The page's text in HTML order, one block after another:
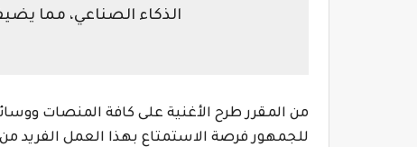
الذكاء الصناعي، مما
من المقرر طرح الأغنية على كافة المنصات
للجمهور فرصة الاستمتاع بهذا العمل الفريد